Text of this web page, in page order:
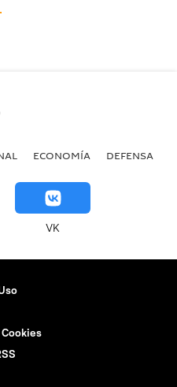
ECONOMÍA DEFENSA
VK